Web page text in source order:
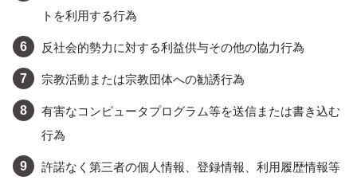
トを利用する行為
反社会的勢力に対する利益供与その他の協力行為
宗教活動または宗教団体への勧誘行為
有害なコンピュータプログラム等を送信または書き込む
行為
許諾なく第三者の個人情報、登録情報、利用履歴情報等